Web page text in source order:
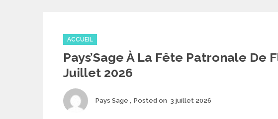
Categories
ACCUEIL
Pays’Sage À La Fête Patronale De
Juillet 2026
Author
Pays Sage Posted on 3 juillet 2026